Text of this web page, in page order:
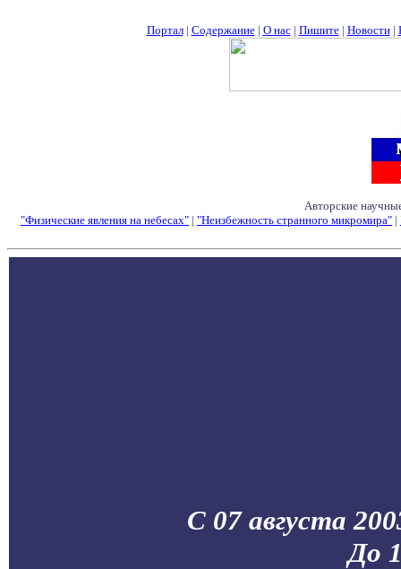
Портал| Содержание| О нас| Пишите| Новости|
Авторские
"Физические явления на небесах" | "Неизбежность странного микромира" |
С 07 августа
До